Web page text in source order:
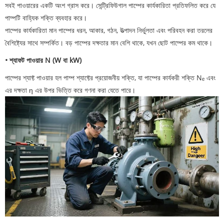
সবই পাওয়ারের একটি অংশ গ্রাস করে। সেন্ট্রিফিউগাল পাম্পের কার্যকারিতা প্রতিফলিত করে যে
পাম্পটি বাহ্যিক শক্তি ব্যবহার করে।
পাম্পের কার্যকারিতা মান পাম্পের ধরন, আকার, গঠন, উত্পাদন নির্ভুলতা এবং পরিবহন করা তরলের
বৈশিষ্ট্যের সাথে সম্পর্কিত। বড় পাম্পের দক্ষতার মান বেশি থাকে, যখন ছোট পাম্পের কম থাকে।
• শ্যাফট পাওয়ার N (W বা kW)
পাম্পের শ্যাফ্ট পাওয়ার হল পাম্প শ্যাফ্টের প্রয়োজনীয় শক্তি, যা পাম্পের কার্যকরী শক্তি Nₑ এবং
এর দক্ষতা η এর উপর ভিত্তি করে গণনা করা যেতে পারে।